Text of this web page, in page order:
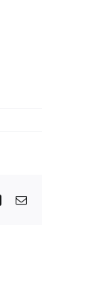
Xing Correo